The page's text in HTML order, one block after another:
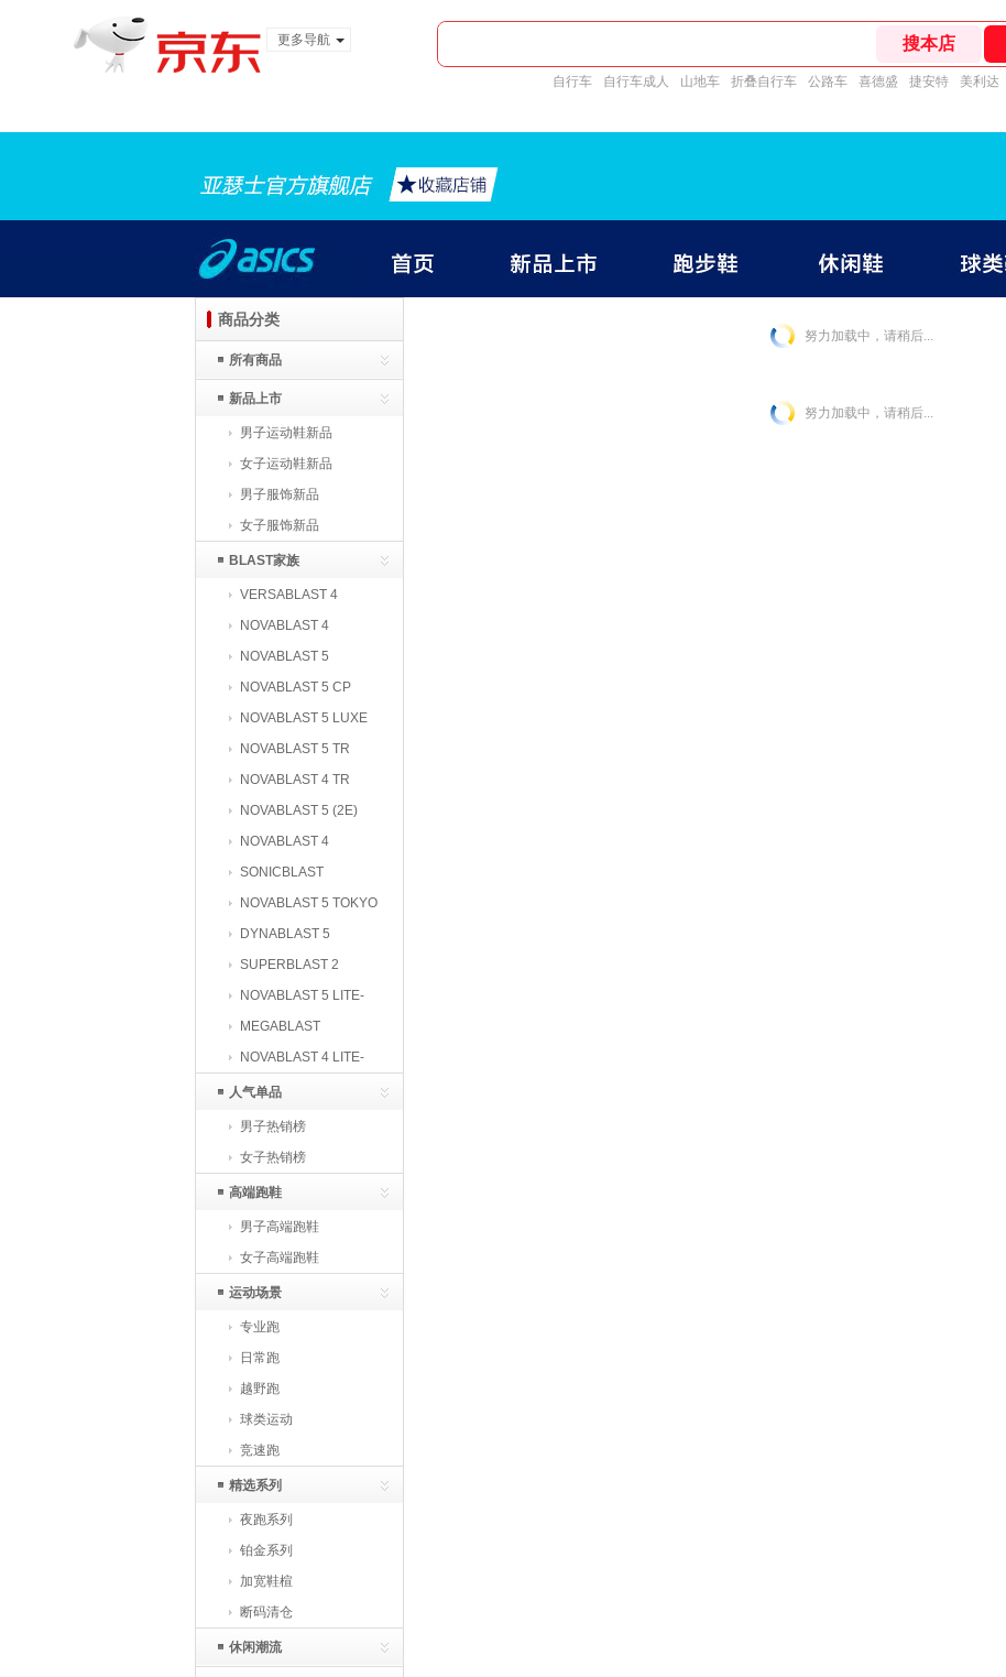
更多导航
自行车 自行车成人 山地车 折叠自行车 公路车 喜德盛 捷安特 美利达
商品分类
所有商品
新品上市
男子运动鞋新品
女子运动鞋新品
男子服饰新品
女子服饰新品
BLAST家族
VERSABLAST 4
NOVABLAST 4
NOVABLAST 5
NOVABLAST 5 CP
NOVABLAST 5 LUXE
NOVABLAST 5 TR
NOVABLAST 4 TR
NOVABLAST 5 (2E)
NOVABLAST 4
PLATINUM
SONICBLAST
NOVABLAST 5 TOKYO
DYNABLAST 5
SUPERBLAST 2
NOVABLAST 5 LITE-
SHOW
MEGABLAST
NOVABLAST 4 LITE-
SHOW
人气单品
男子热销榜
女子热销榜
高端跑鞋
男子高端跑鞋
女子高端跑鞋
运动场景
专业跑
日常跑
越野跑
球类运动
竞速跑
精选系列
夜跑系列
铂金系列
加宽鞋楦
断码清仓
休闲潮流
努力加载中，请稍后...
努力加载中，请稍后...